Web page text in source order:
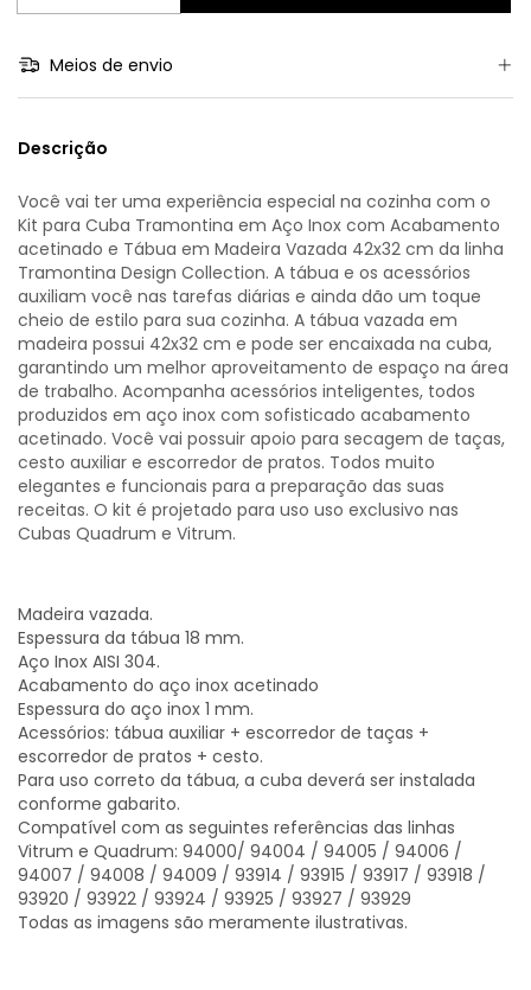
Meios de envio
Descrição
Você vai ter uma experiência especial na cozinha com o
Kit para Cuba Tramontina em Aço Inox com Acabamento
acetinado e Tábua em Madeira Vazada 42x32 cm da linha
Tramontina Design Collection. A tábua e os acessórios
auxiliam você nas tarefas diárias e ainda dão um toque
cheio de estilo para sua cozinha. A tábua vazada em
madeira possui 42x32 cm e pode ser encaixada na cuba,
garantindo um melhor aproveitamento de espaço na área
de trabalho. Acompanha acessórios inteligentes, todos
produzidos em aço inox com sofisticado acabamento
acetinado. Você vai possuir apoio para secagem de taças,
cesto auxiliar e escorredor de pratos. Todos muito
elegantes e funcionais para a preparação das suas
receitas. O kit é projetado para uso uso exclusivo nas
Cubas Quadrum e Vitrum.
Madeira vazada.
Espessura da tábua 18 mm.
Aço Inox AISI 304.
Acabamento do aço inox acetinado
Espessura do aço inox 1 mm.
Acessórios: tábua auxiliar + escorredor de taças +
escorredor de pratos + cesto.
Para uso correto da tábua, a cuba deverá ser instalada
conforme gabarito.
Compatível com as seguintes referências das linhas
Vitrum e Quadrum: 94000/ 94004 / 94005 / 94006 /
94007 / 94008 / 94009 / 93914 / 93915 / 93917 / 93918 /
93920 / 93922 / 93924 / 93925 / 93927 / 93929
Todas as imagens são meramente ilustrativas.